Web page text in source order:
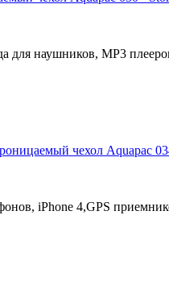
наушников, МР3
чехол Aquapac
iPhone 4,GPS